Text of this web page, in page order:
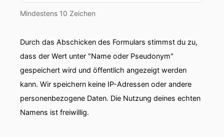
Mindestens 10 Zeichen
Durch das Abschicken des Formulars stimmst du zu,
dass der Wert unter "Name oder Pseudonym"
gespeichert wird und öffentlich angezeigt werden
kann. Wir speichern keine IP-Adressen oder andere
personenbezogene Daten. Die Nutzung deines echten
Namens ist freiwillig.